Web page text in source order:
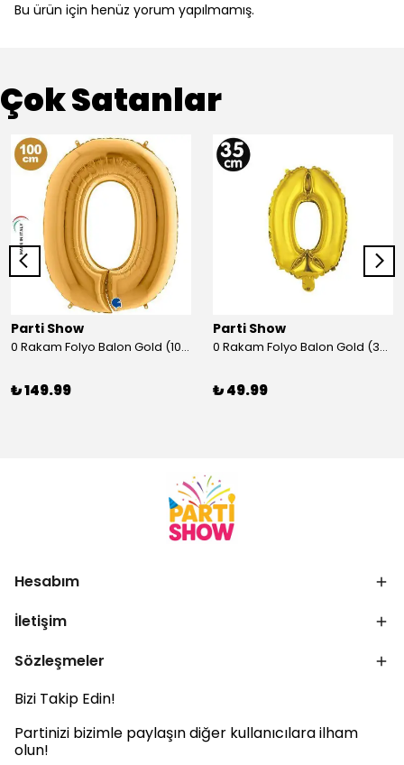
Bu ürün için henüz yorum yapılmamış.
Çok Satanlar
Parti Show
0 Rakam Folyo Balon Gold (100x70 cm)
₺ 149.99
Parti Show
0 Rakam Folyo Balon Gold (35 cm)
₺ 49.99
Hesabım
İletişim
Sözleşmeler
Bizi Takip Edin!
Partinizi bizimle paylaşın diğer kullanıcılara ilham
olun!